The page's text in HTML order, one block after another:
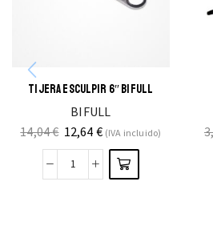
TIJERA ESCULPIR 6″ BIFULL
BIFULL
14,04€ 12,64 € (IVA incluido)